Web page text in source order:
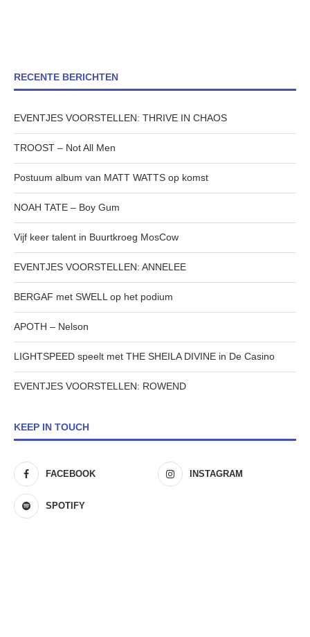
RECENTE BERICHTEN
EVENTJES VOORSTELLEN: THRIVE IN CHAOS
TROOST – Not All Men
Postuum album van MATT WATTS op komst
NOAH TATE – Boy Gum
Vijf keer talent in Buurtkroeg MosCow
EVENTJES VOORSTELLEN: ANNELEE
BERGAF met SWELL op het podium
APOTH – Nelson
LIGHTSPEED speelt met THE SHEILA DIVINE in De Casino
EVENTJES VOORSTELLEN: ROWEND
KEEP IN TOUCH
FACEBOOK INSTAGRAM
SPOTIFY